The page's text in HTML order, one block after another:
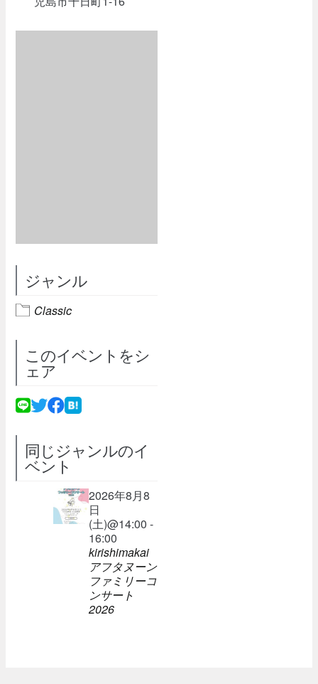
ジャンル
Classic
このイベントをシ
ェア
同じジャンルのイ
ベント
2026年8月8
日
(土)@14:00 -
16:00
kirishimakai
アフタヌーン
ファミリーコ
ンサート
2026